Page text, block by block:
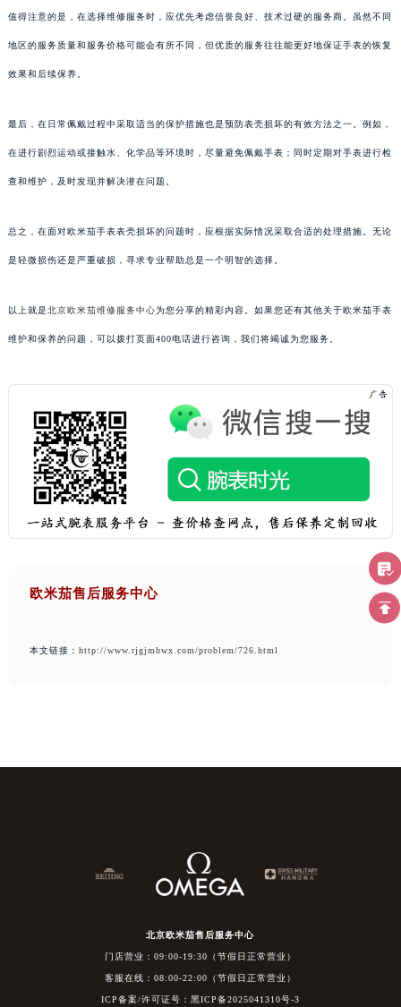
值得注意的是，在选择维修服务时，应优先考虑信誉良好、技术过硬的服务商。虽然不同
地区的服务质量和服务价格可能会有所不同，但优质的服务往往能更好地保证手表的恢复
效果和后续保养。
最后，在日常佩戴过程中采取适当的保护措施也是预防表壳损坏的有效方法之一。例如，
在进行剧烈运动或接触水、化学品等环境时，尽量避免佩戴手表；同时定期对手表进行检
查和维护，及时发现并解决潜在问题。
总之，在面对欧米茄手表表壳损坏的问题时，应根据实际情况采取合适的处理措施。无论
是轻微损伤还是严重破损，寻求专业帮助总是一个明智的选择。
以上就是北京欧米茄维修服务中心为您分享的精彩内容。如果您还有其他关于欧米茄手表
维护和保养的问题，可以拨打页面400电话进行咨询，我们将竭诚为您服务。
欧米茄售后服务中心
本文链接： http://www.rjgjmbwx.com/problem/726.html
北京欧米茄售后服务中心
门店营业：09:00-19:30（节假日正常营业）
客服在线：08:00-22:00（节假日正常营业）
ICP备案/许可证号：黑ICP备2025041310号-3